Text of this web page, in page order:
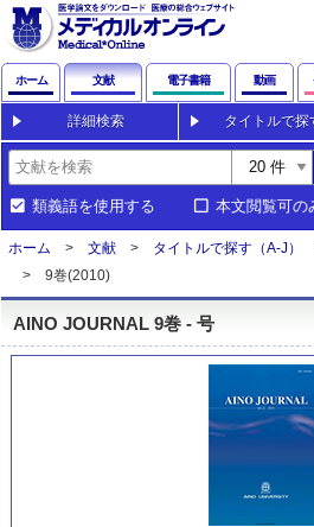
ホーム 文献 電子書籍 動画
詳細検索 タイトルで探
類義語を使用する 本文閲覧可の
ホーム 文献 タイトルで探す（A-J）
9巻(2010)
AINO JOURNAL 9巻 - 号